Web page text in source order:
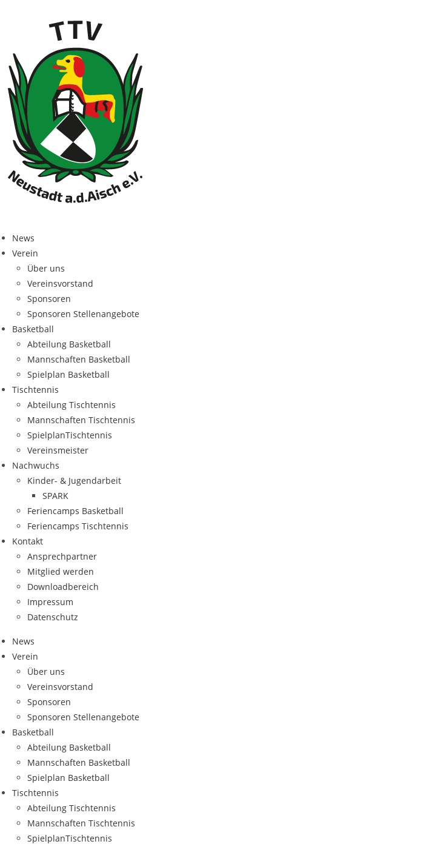
News
Ver­ein
Über uns
Ver­eins­vor­stand
Spon­so­ren
Spon­so­ren Stellenangebote
Bas­ket­ball
Abtei­lung Basketball
Mann­schaf­ten Basketball
Spiel­plan Basketball
Tisch­ten­nis
Abtei­lung Tischtennis
Mann­schaf­ten Tischtennis
Spiel­plan­Tisch­ten­nis
Ver­eins­meis­ter
Nach­wuchs
Kin­­der- & Jugendarbeit
SPARK
Feri­en­camps Basketball
Feri­en­camps Tischtennis
Kon­takt
Ansprech­part­ner
Mit­glied werden
Down­load­be­reich
Impres­sum
Daten­schutz
News
Ver­ein
Über uns
Ver­eins­vor­stand
Spon­so­ren
Spon­so­ren Stellenangebote
Bas­ket­ball
Abtei­lung Basketball
Mann­schaf­ten Basketball
Spiel­plan Basketball
Tisch­ten­nis
Abtei­lung Tischtennis
Mann­schaf­ten Tischtennis
Spiel­plan­Tisch­ten­nis